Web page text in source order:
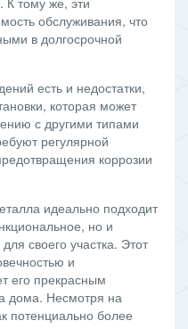
обслуживания, что
в долгосрочной
есть и недостатки,
которая может
с другими типами
регулярной
коррозии
идеально подходит
но и
своего участка. Этот
и
его прекрасным
дома. Несмотря на
потенциально более